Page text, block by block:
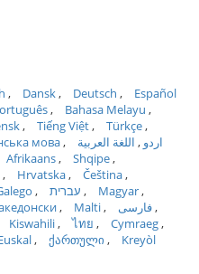
Dansk Deutsch
Español
Bahasa Melayu
Tiếng Việt
Türkçe
мова اردو
اللغة العربية
Afrikaans
Shqipe
Hrvatska
Čeština
עברית
Magyar
Malti
فارسی
Kiswahili ไทย
Cymraeg
ქართული
Kreyòl